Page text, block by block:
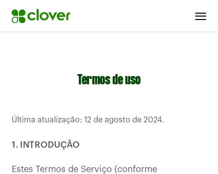
Termos de uso
Última atualização: 12 de agosto de 2024.
1. INTRODUÇÃO
Estes Termos de Serviço (conforme